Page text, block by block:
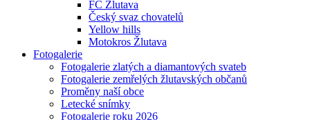
FC Žlutava
Český svaz chovatelů
Yellow hills
Motokros Žlutava
Fotogalerie
Fotogalerie zlatých a diamantových svateb
Fotogalerie zemřelých žlutavských občanů
Proměny naší obce
Letecké snímky
Fotogalerie roku 2026